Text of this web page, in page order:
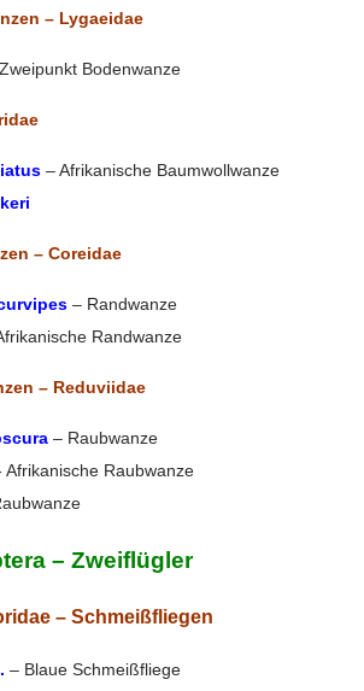
– Lygaeidae
Bodenwanze
– Afrikanische Baumwollwanze
– Coreidae
– Randwanze
Randwanze
– Reduviidae
– Raubwanze
Afrikanische Raubwanze
– Zweiflügler
– Schmeißfliegen
– Blaue Schmeißfliege